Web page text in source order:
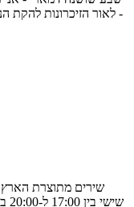
- לאור הזיכרונות להקת
שירים מתוצרת הארץ